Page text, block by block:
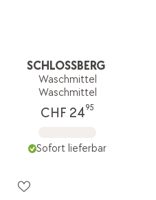
SCHLOSSBERG
Waschmittel
Waschmittel
CHF 2495
Sofort lieferbar